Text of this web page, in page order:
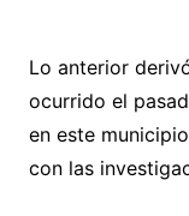
Lo anterior
ocurrido el
en este
con las